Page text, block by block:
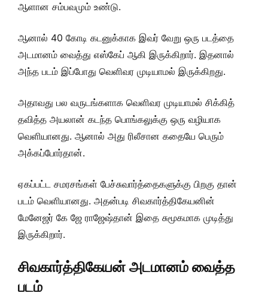
ஆளான சம்பவமும் உண்டு.
ஆனால் 40 கோடி கடனுக்காக இவர் வேறு ஒரு படத்தை
அடமானம் வைத்து எஸ்கேப் ஆகி இருக்கிறார். இதனால்
அந்த படம் இப்போது வெளிவர முடியாமல் இருக்கிறது.
அதாவது பல வருடங்களாக வெளிவர முடியாமல் சிக்கித்
தவித்த அயலான் கடந்த பொங்கலுக்கு ஒரு வழியாக
வெளியானது. ஆனால் அது ரிலீசான கதையே பெரும்
அக்கப்போர்தான்.
ஏகப்பட்ட சமரசங்கள் பேச்சுவார்த்தைகளுக்கு பிறகு தான்
படம் வெளியானது. அதன்படி சிவகார்த்திகேயனின்
மேனேஜர் கே ஜே ராஜேஷ்தான் இதை சுமூகமாக முடித்து
இருக்கிறார்.
சிவகார்த்திகேயன் அடமானம் வைத்த
படம்